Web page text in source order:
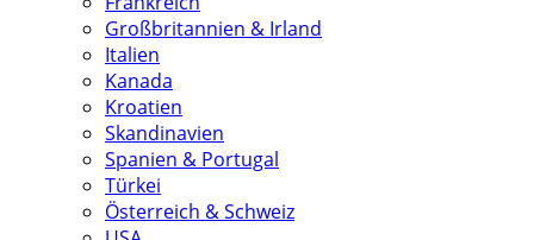
Großbritannien & Irland
Italien
Kanada
Kroatien
Skandinavien
Spanien & Portugal
Türkei
Österreich & Schweiz